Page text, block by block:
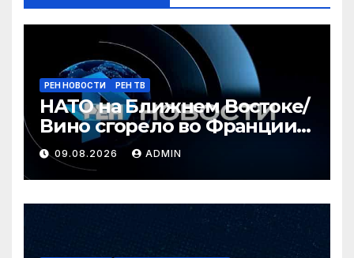
РЕН НОВОСТИ РЕН ТВ
НАТО на Ближнем Востоке/
Вино сгорело во Франции /
Ядовитые пауки в РФ/ РЕН
Новости 12:30, 09.08.2026
09.08.2026 ADMIN